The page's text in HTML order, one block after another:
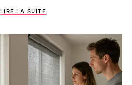
LIRE LA SUITE